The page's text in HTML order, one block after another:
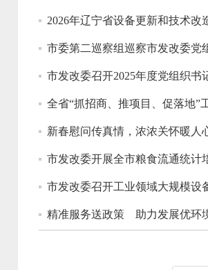
2026年辽宁省设备更新和技术改
市委第二巡察组巡察市发改委党
市发改委召开2025年度党组织
全省“抓招商、推项目、促落地”
新春慰问传真情，浓浓关怀暖人
市发改委开展全市粮食流通统计
市发改委召开工业领域大规模设
精准服务送政策 助力发展优环